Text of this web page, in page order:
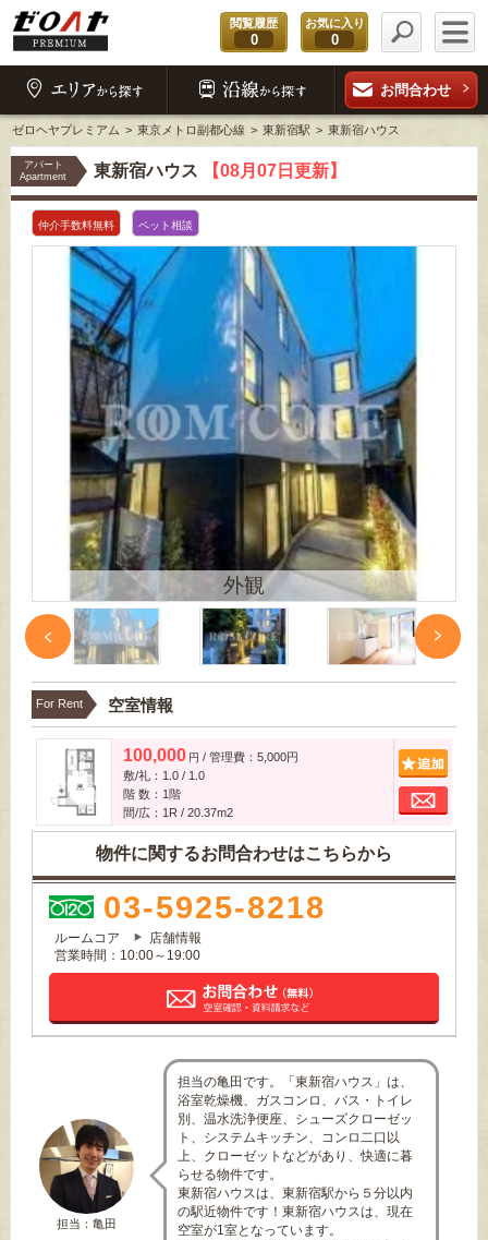
閲覧履歴
0
お気に入り
0
お問合わせ
ゼロヘヤプレミアム 東京メトロ副都心線 東新宿駅 東新宿ハウス
アパート
Apartment
東新宿ハウス 【08月07日更新】
仲介手数料無料 ペット相談
外観
For Rent 空室情報
100,000 円 / 管理費：5,000円
敷/礼：1.0 / 1.0
階 数：1階
間/広：1R / 20.37m2
物件に関するお問合わせはこちらから
03-5925-8218
ルームコア
店舗情報
営業時間：10:00～19:00
担当：亀田
担当の亀田です。「東新宿ハウス」は、
浴室乾燥機、ガスコンロ、バス・トイレ
別、温水洗浄便座、シューズクローゼッ
ト、システムキッチン、コンロ二口以
上、クローゼットなどがあり、快適に暮
らせる物件です。
東新宿ハウスは、東新宿駅から５分以内
の駅近物件です！東新宿ハウスは、現在
空室が1室となっています。